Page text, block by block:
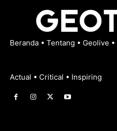
Beranda • Tentang • Geolive •
Actual • Critical • Inspiring